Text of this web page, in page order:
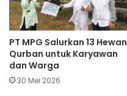
PT MPG Salurkan 13 Hewan
Qurban untuk Karyawan
dan Warga
30 Mei 2026